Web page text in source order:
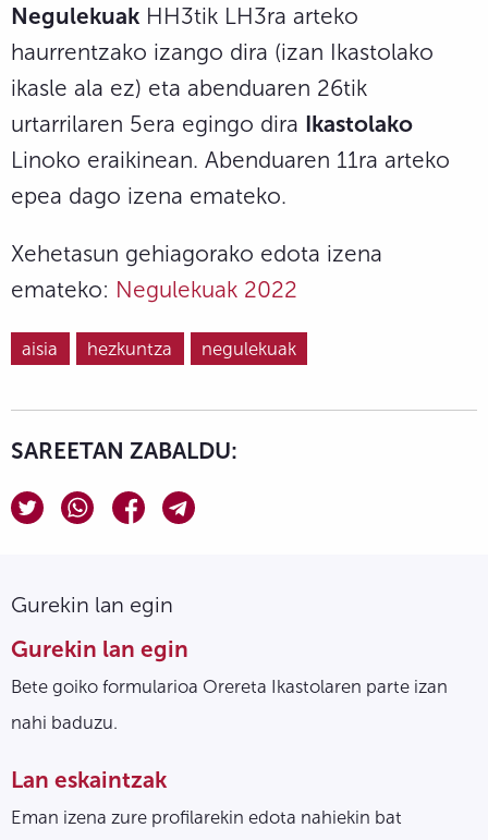
Negulekuak HH3tik LH3ra arteko
haurrentzako izango dira (izan Ikastolako
ikasle ala ez) eta abenduaren 26tik
urtarrilaren 5era egingo dira Ikastolako
Linoko eraikinean. Abenduaren 11ra arteko
epea dago izena emateko.
Xehetasun gehiagorako edota izena
emateko: Negulekuak 2022
aisia hezkuntza negulekuak
SAREETAN ZABALDU:
Gurekin lan egin
Gurekin lan egin
Bete goiko formularioa Orereta Ikastolaren parte izan
nahi baduzu.
Lan eskaintzak
Eman izena zure profilarekin edota nahiekin bat